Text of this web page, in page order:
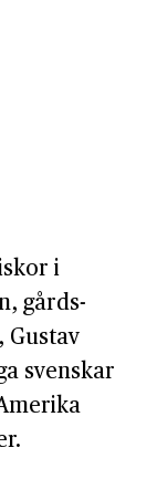
i
gårds­
svenskar